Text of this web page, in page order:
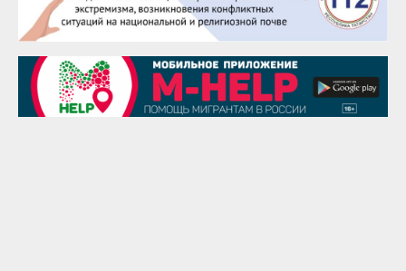
28 августа
Чингиз Мустафаев
29 августа
Надежда Рослова